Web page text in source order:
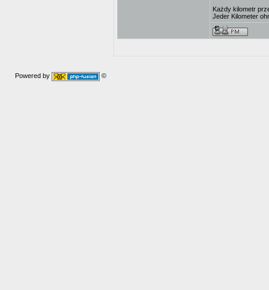
Każdy kilometr
Jeder Kilometer
Powered by ©